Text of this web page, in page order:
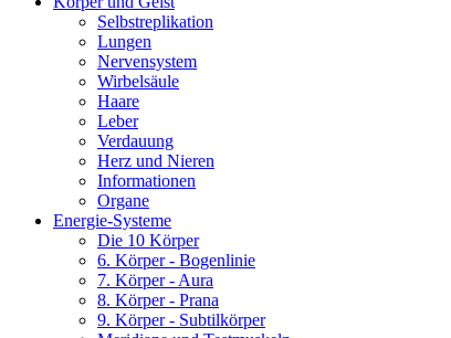
Selbstreplikation
Lungen
Nervensystem
Wirbelsäule
Haare
Leber
Verdauung
Herz und Nieren
Informationen
Organe
Energie-Systeme
Die 10 Körper
6. Körper - Bogenlinie
7. Körper - Aura
8. Körper - Prana
9. Körper - Subtilkörper